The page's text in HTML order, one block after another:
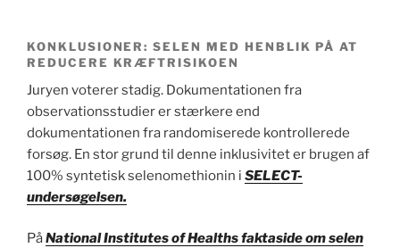
KONKLUSIONER: SELEN MED HENBLIK PÅ AT
REDUCERE KRÆFTRISIKOEN
Juryen voterer stadig. Dokumentationen fra
observationsstudier er stærkere end
dokumentationen fra randomiserede kontrollerede
forsøg. En stor grund til denne inklusivitet er brugen af
100% syntetisk selenomethionin i SELECT-
undersøgelsen.
PåNational Institutes of Healths faktaside om selen